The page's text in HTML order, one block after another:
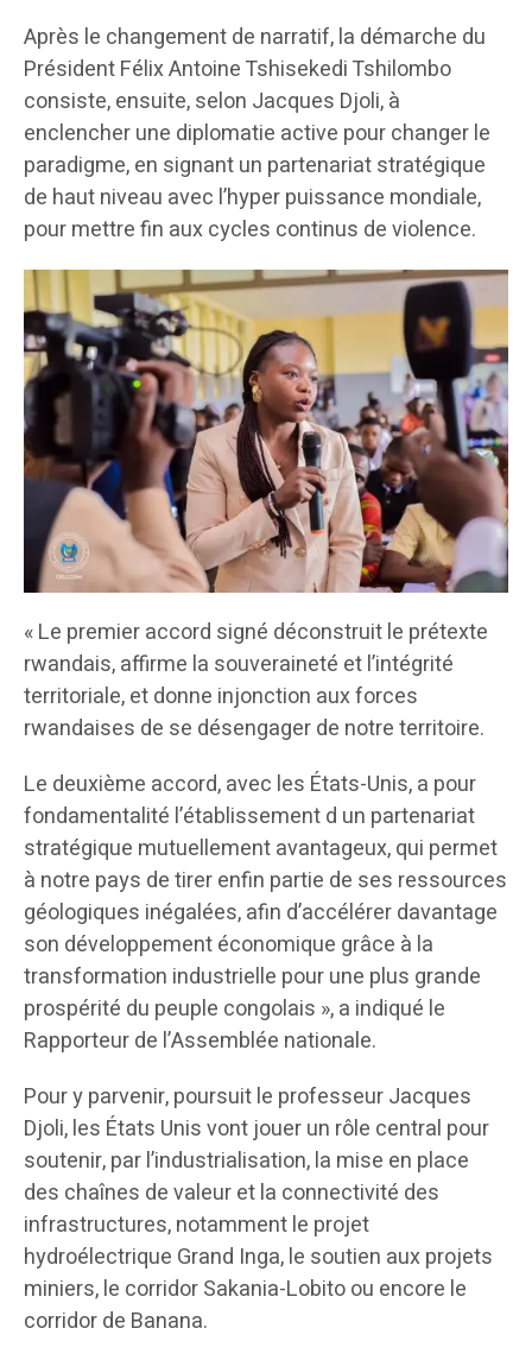
Après le changement de narratif, la démarche du
Président Félix Antoine Tshisekedi Tshilombo
consiste, ensuite, selon Jacques Djoli, à
enclencher une diplomatie active pour changer le
paradigme, en signant un partenariat stratégique
de haut niveau avec l’hyper puissance mondiale,
pour mettre fin aux cycles continus de violence.
« Le premier accord signé déconstruit le prétexte
rwandais, affirme la souveraineté et l’intégrité
territoriale, et donne injonction aux forces
rwandaises de se désengager de notre territoire.
Le deuxième accord, avec les États-Unis, a pour
fondamentalité l’établissement d un partenariat
stratégique mutuellement avantageux, qui permet
à notre pays de tirer enfin partie de ses ressources
géologiques inégalées, afin d’accélérer davantage
son développement économique grâce à la
transformation industrielle pour une plus grande
prospérité du peuple congolais », a indiqué le
Rapporteur de l’Assemblée nationale.
Pour y parvenir, poursuit le professeur Jacques
Djoli, les États Unis vont jouer un rôle central pour
soutenir, par l’industrialisation, la mise en place
des chaînes de valeur et la connectivité des
infrastructures, notamment le projet
hydroélectrique Grand Inga, le soutien aux projets
miniers, le corridor Sakania-Lobito ou encore le
corridor de Banana.